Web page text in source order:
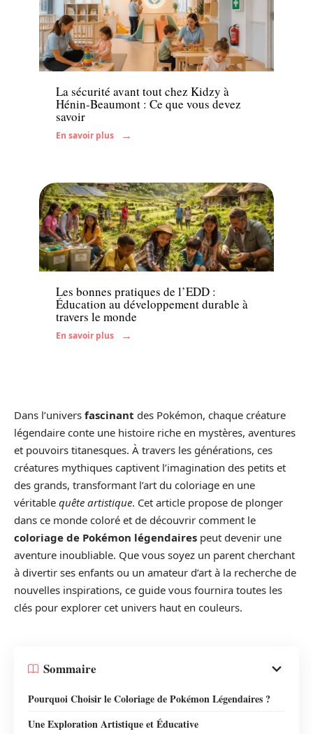
Parents
La sécurité avant tout chez Kidzy à
Hénin-Beaumont : Ce que vous devez
savoir
En savoir plus
Enfant
Les bonnes pratiques de l’EDD :
Éducation au développement durable à
travers le monde
En savoir plus
Dans l’univers fascinant des Pokémon, chaque créature
légendaire conte une histoire riche en mystères, aventures
et pouvoirs titanesques. À travers les générations, ces
créatures mythiques captivent l’imagination des petits et
des grands, transformant l’art du coloriage en une
véritable quête artistique. Cet article propose de plonger
dans ce monde coloré et de découvrir comment le
coloriage de Pokémon légendaires peut devenir une
aventure inoubliable. Que vous soyez un parent cherchant
à divertir ses enfants ou un amateur d’art à la recherche de
nouvelles inspirations, ce guide vous fournira toutes les
clés pour explorer cet univers haut en couleurs.
Sommaire
Pourquoi Choisir le Coloriage de Pokémon Légendaires ?
Une Exploration Artistique et Éducative